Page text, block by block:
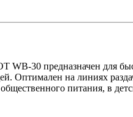
WB-30 предназначен для
Оптимален на линиях
питания, в